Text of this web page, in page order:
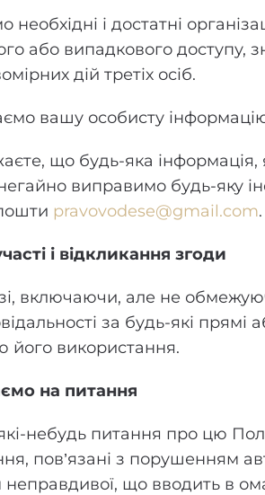
і достатні
або випадкового доступу,
дій третіх осіб.
вашу особисту
що будь-яка
виправимо будь-яку
pravovodese@gmail.com.
і відкликання згоди
включаючи, але не
за будь-які
його використання.
на питання
небудь питання про цю
пов’язані з порушенням
що вводить в